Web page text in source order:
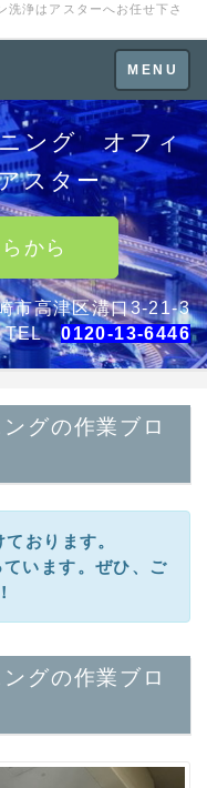
洗浄はアスターへお任せ下さ
Toggle
navigation
MENU
ニング オフィ
スター
から
市高津区溝口3-21-3
TEL0120-13-6446
グの作業ブロ
おります。
います。ぜひ、ご
グの作業ブロ